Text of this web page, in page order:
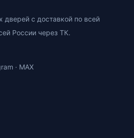
дверей с доставкой по всей
России через ТК.
· MAX